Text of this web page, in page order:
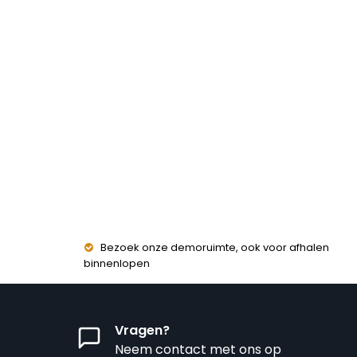
Bezoek onze demoruimte, ook voor afhalen
binnenlopen
Vragen?
Neem contact met ons op